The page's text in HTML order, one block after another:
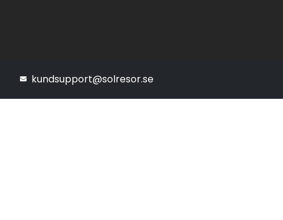
kundsupport@solresor.se